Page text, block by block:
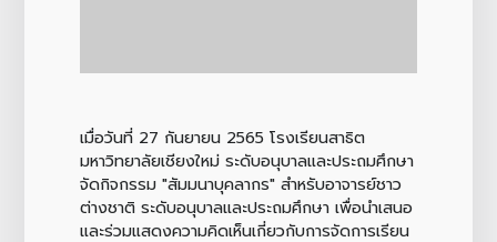
เมื่อวันที่ 27 กันยายน 2565 โรงเรียนสาธิต
มหาวิทยาลัยเชียงใหม่ ระดับอนุบาลและประถมศึกษา
จัดกิจกรรม "สัมมนาบุคลากร" สำหรับอาจารย์ชาว
ต่างชาติ ระดับอนุบาลและประถมศึกษา เพื่อนำเสนอ
และร่วมแสดงความคิดเห็นเกี่ยวกับการจัดการเรียน